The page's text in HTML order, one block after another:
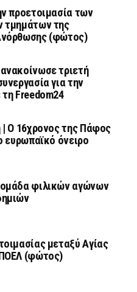
προετοιμασία των
τμημάτων της
(φώτος)
τριετή
για την
Freedom24
| Ο 16χρονος της Πάφος
ευρωπαϊκό όνειρο
φιλικών αγώνων
μεταξύ Αγίας
(φώτος)